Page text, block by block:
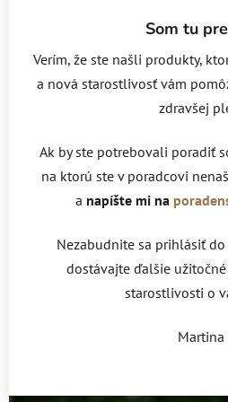
Som tu
Verím, že ste našli produkty,
a nová starostlivosť vám
zdravšej
Ak by ste potrebovali poradiť
na ktorú ste v poradcovi
a napíšte mi na
Nezabudnite sa prihlásiť
dostávajte ďalšie
starostlivosti o
Martina